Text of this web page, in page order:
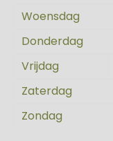
Woensdag
Donderdag
Vrijdag
Zaterdag
Zondag